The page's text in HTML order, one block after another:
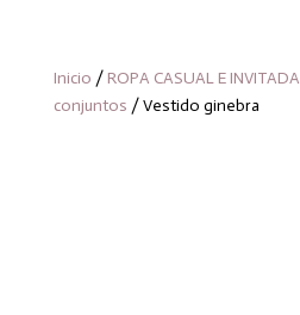
Inicio / ROPA CASUAL E INVITADA
conjuntos / Vestido ginebra